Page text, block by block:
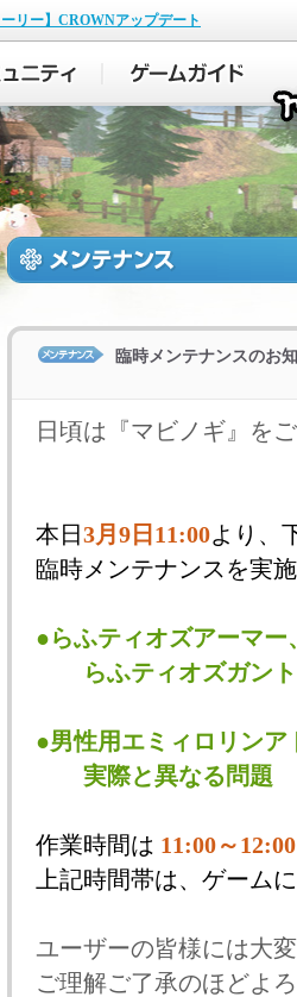
ーリー】CROWNアップデート
臨時メンテナンスのお
日頃は『マビノギ』を
本日 3月9日 11:00より、
臨時メンテナンスを実
●らふティオズアーマ
らふティオズガント
●男性用エミィロリン
実際と異なる問題
作業時間は 11:00～12:00
上記時間帯は、ゲーム
ユーザーの皆様には大
ご理解ご了承のほどよ